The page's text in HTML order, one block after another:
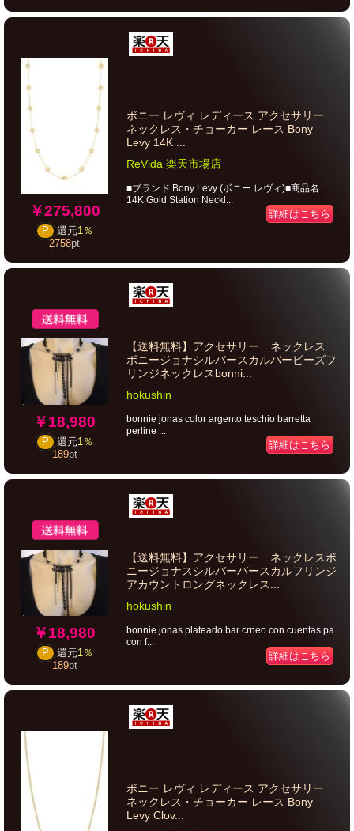
￥275,800
P 還元1％
2758pt
ボニー レヴィ レディース アクセサリー
ネックレス・チョーカー レース Bony
Levy 14K ...
ReVida 楽天市場店
■ブランド Bony Levy (ボニー レヴィ)■商品名
14K Gold Station Neckl...
詳細はこちら
￥18,980
P 還元1％
189pt
【送料無料】アクセサリー ネックレス
ボニージョナシルバースカルバービーズフ
リンジネックレスbonni...
hokushin
bonnie jonas color argento teschio barretta
perline ...
詳細はこちら
￥18,980
P 還元1％
189pt
【送料無料】アクセサリー ネックレスボ
ニージョナスシルバーバースカルフリンジ
アカウントロングネックレス...
hokushin
bonnie jonas plateado bar crneo con cuentas pa
con f...
詳細はこちら
ボニー レヴィ レディース アクセサリー
ネックレス・チョーカー レース Bony
Levy Clov...